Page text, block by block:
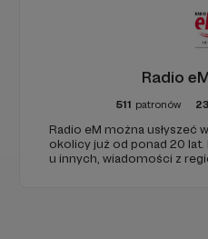
Radio
511 patronów
Radio eM można usłyszeć
okolicy już od ponad 20 lat.
u innych, wiadomości z